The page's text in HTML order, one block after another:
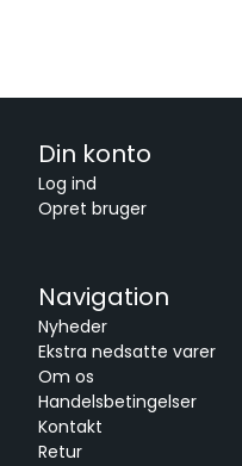
Din konto
Log ind
Opret bruger
Navigation
Nyheder
Ekstra nedsatte varer
Om os
Handelsbetingelser
Kontakt
Retur